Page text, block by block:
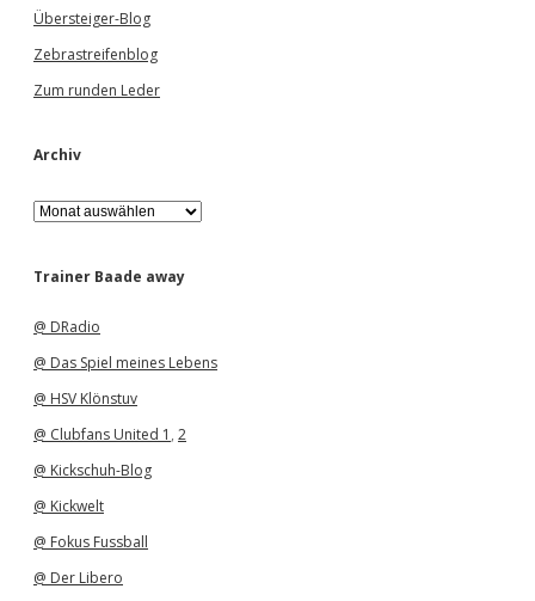
Übersteiger-Blog
Zebrastreifenblog
Zum runden Leder
Archiv
A
r
h
Trainer Baade away
@ DRadio
@ Das Spiel meines Lebens
@ HSV Klönstuv
@ Clubfans United 1 , 2
@ Kickschuh-Blog
@ Kickwelt
@ Fokus Fussball
@ Der Libero